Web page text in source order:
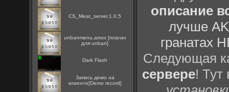
CS_Meat_server.1.0.5
unbanmenu.amxx [плагин
для unban]
Dark Flash
Запись демо на
клиенте[Demo record]
описание
лучше
гранатах
Следующая
сервере! Тут